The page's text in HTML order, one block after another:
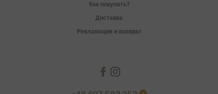
Как покупать?
Доставка
Рекламация и возврат